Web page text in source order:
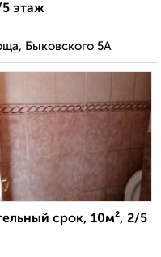
этаж
Быковского 5А
срок, 10м², 2/5